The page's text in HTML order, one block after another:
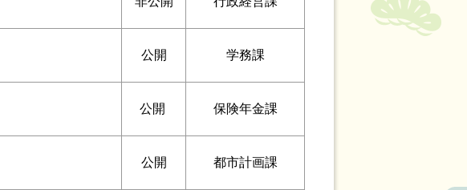
公開 学務課
公開 保険年金課
公開 都市計画課